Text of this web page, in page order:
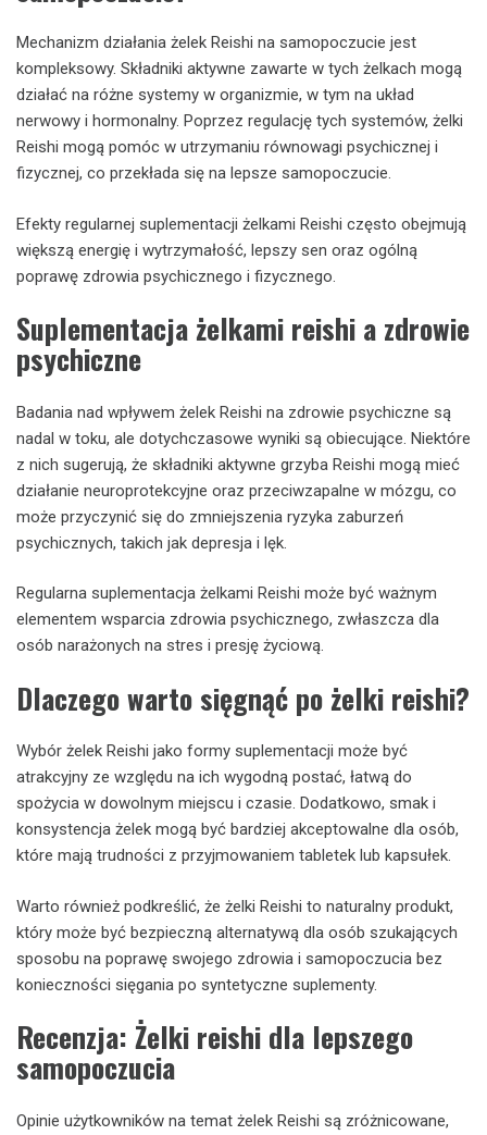
Mechanizm działania żelek Reishi na samopoczucie jest
kompleksowy. Składniki aktywne zawarte w tych żelkach mogą
działać na różne systemy w organizmie, w tym na układ
nerwowy i hormonalny. Poprzez regulację tych systemów, żelki
Reishi mogą pomóc w utrzymaniu równowagi psychicznej i
fizycznej, co przekłada się na lepsze samopoczucie.
Efekty regularnej suplementacji żelkami Reishi często obejmują
większą energię i wytrzymałość, lepszy sen oraz ogólną
poprawę zdrowia psychicznego i fizycznego.
Suplementacja żelkami reishi a zdrowie
psychiczne
Badania nad wpływem żelek Reishi na zdrowie psychiczne są
nadal w toku, ale dotychczasowe wyniki są obiecujące. Niektóre
z nich sugerują, że składniki aktywne grzyba Reishi mogą mieć
działanie neuroprotekcyjne oraz przeciwzapalne w mózgu, co
może przyczynić się do zmniejszenia ryzyka zaburzeń
psychicznych, takich jak depresja i lęk.
Regularna suplementacja żelkami Reishi może być ważnym
elementem wsparcia zdrowia psychicznego, zwłaszcza dla
osób narażonych na stres i presję życiową.
Dlaczego warto sięgnąć po żelki reishi?
Wybór żelek Reishi jako formy suplementacji może być
atrakcyjny ze względu na ich wygodną postać, łatwą do
spożycia w dowolnym miejscu i czasie. Dodatkowo, smak i
konsystencja żelek mogą być bardziej akceptowalne dla osób,
które mają trudności z przyjmowaniem tabletek lub kapsułek.
Warto również podkreślić, że żelki Reishi to naturalny produkt,
który może być bezpieczną alternatywą dla osób szukających
sposobu na poprawę swojego zdrowia i samopoczucia bez
konieczności sięgania po syntetyczne suplementy.
Recenzja: Żelki reishi dla lepszego
samopoczucia
Opinie użytkowników na temat żelek Reishi są zróżnicowane,